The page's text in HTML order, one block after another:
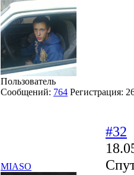
Пользователь
Сообщений: 764 Регистрация:
MIASO
#32